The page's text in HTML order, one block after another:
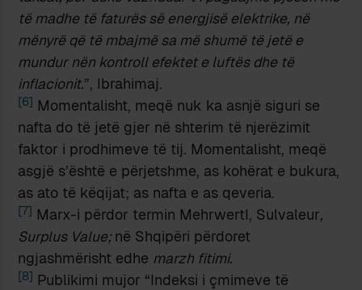
të madhe të faturës së energjisë elektrike, në
mënyrë që të mbajmë sa më shumë të jetë e
mundur nën kontroll efektet e luftës dhe të
inflacionit.”, Ibrahimaj.
[6] Momentalisht, meqë nuk ka asnjë siguri se
nafta do të jetë gjer në shterim të njerëzimit
faktor i prodhimeve të tij. Momentalisht, meqë
asgjë s’është e përjetshme, as kohërat e bukura,
as ato të këqijat; as nafta e as qeveria.
[7] Marx-i përdor termin MehrwertI, Sulvaleur,
Surplus Value;në Shqipëri përdoret
ngjashmërisht edhe marzh fitimi.
[8] Publikimi mujor “Indeksi i çmimeve të